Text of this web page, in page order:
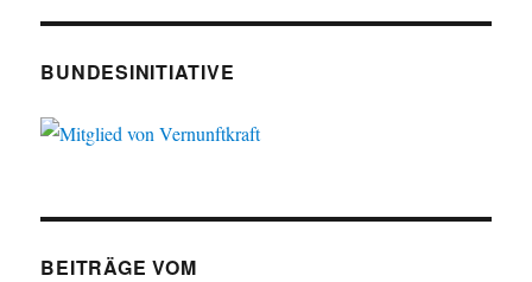
BUNDESINITIATIVE
BEITRÄGE VOM